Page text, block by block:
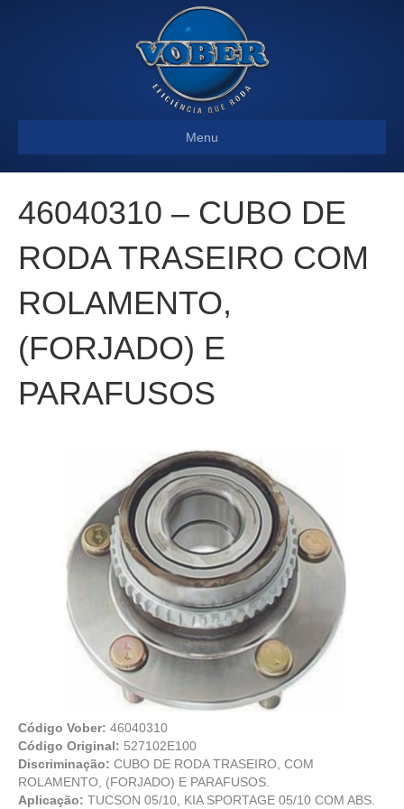
Menu
46040310 – CUBO DE
RODA TRASEIRO COM
ROLAMENTO,
(FORJADO) E
PARAFUSOS
Código Vober: 46040310
Código Original: 527102E100
Discriminação: CUBO DE RODA TRASEIRO, COM
ROLAMENTO, (FORJADO) E PARAFUSOS.
Aplicação: TUCSON 05/10, KIA SPORTAGE 05/10 COM ABS.